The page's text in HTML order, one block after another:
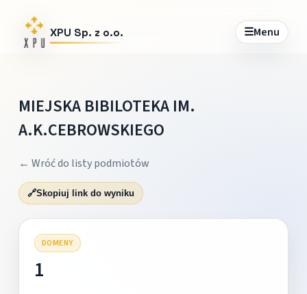
XPU Sp. z o.o. ☰Menu
MIEJSKA BIBILOTEKA IM.
A.K.CEBROWSKIEGO
← Wróć do listy podmiotów
🔗Skopiuj link do wyniku
DOMENY
1